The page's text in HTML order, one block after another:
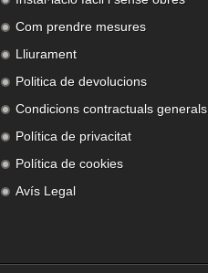
Com prendre mesures
Lliurament
Politica de devolucions
Condicions contractuals generals
Política de privacitat
Política de cookies
Avís Legal